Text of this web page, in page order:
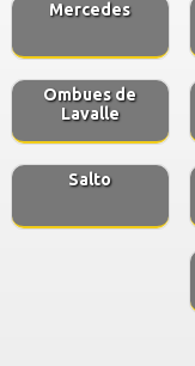
Mercedes
Ombues de
Lavalle
Salto